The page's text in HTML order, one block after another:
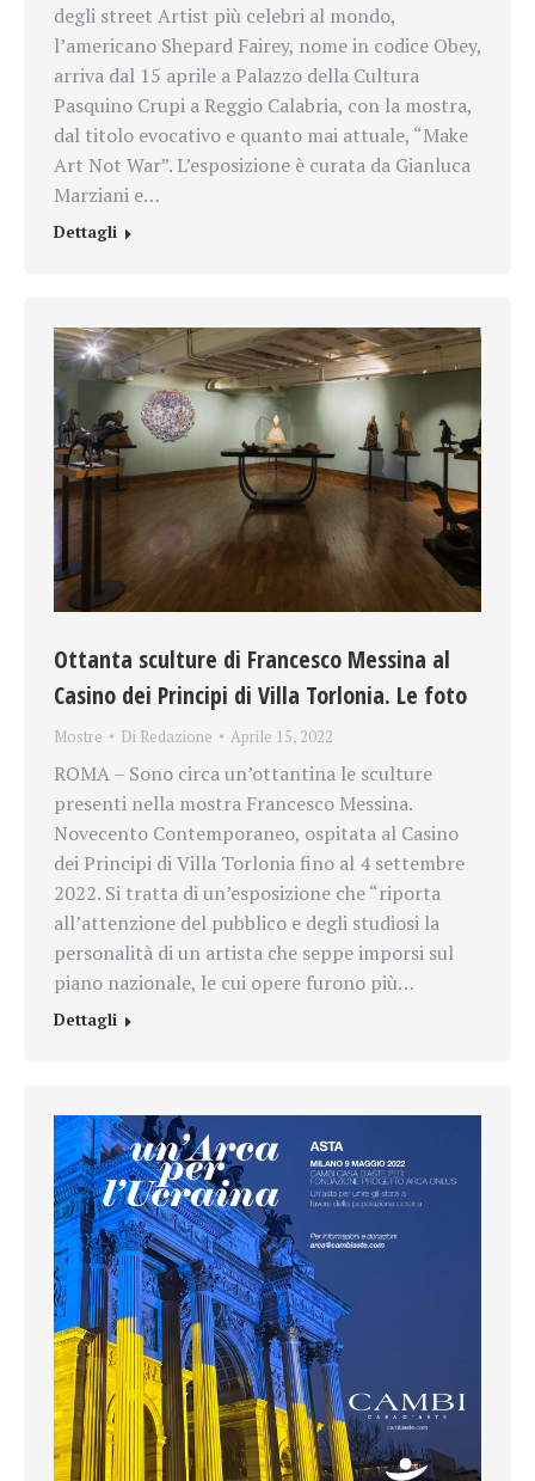
degli street Artist più celebri al mondo,
l’americano Shepard Fairey, nome in codice Obey,
arriva dal 15 aprile a Palazzo della Cultura
Pasquino Crupi a Reggio Calabria, con la mostra,
dal titolo evocativo e quanto mai attuale, “Make
Art Not War”. L’esposizione è curata da Gianluca
Marziani e…
Dettagli
Ottanta sculture di Francesco Messina al
Casino dei Principi di Villa Torlonia. Le foto
Mostre Di Redazione Aprile 15, 2022
ROMA – Sono circa un’ottantina le sculture
presenti nella mostra Francesco Messina.
Novecento Contemporaneo, ospitata al Casino
dei Principi di Villa Torlonia fino al 4 settembre
2022. Si tratta di un’esposizione che “riporta
all’attenzione del pubblico e degli studiosi la
personalità di un artista che seppe imporsi sul
piano nazionale, le cui opere furono più…
Dettagli